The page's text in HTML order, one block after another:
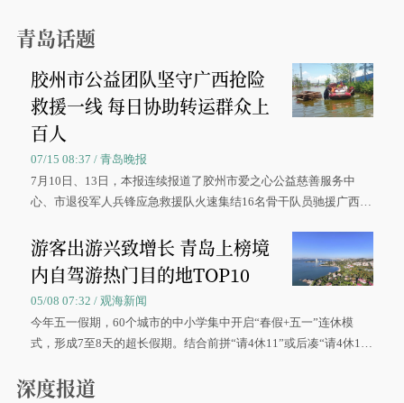
青岛话题
胶州市公益团队坚守广西抢险
救援一线 每日协助转运群众上
百人
07/15 08:37 / 青岛晚报
7月10日、13日，本报连续报道了胶州市爱之心公益慈善服务中
心、市退役军人兵锋应急救援队火速集结16名骨干队员驰援广西灾
游客出游兴致增长 青岛上榜境
内自驾游热门目的地TOP10
05/08 07:32 / 观海新闻
今年五一假期，60个城市的中小学集中开启“春假+五一”连休模
式，形成7至8天的超长假期。结合前拼“请4休11”或后凑“请4休1
深度报道